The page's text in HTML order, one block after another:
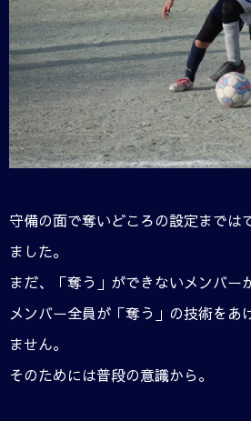
守備の面で奪いどころの設定までは
ました。
まだ、「奪う」ができないメンバー
メンバー全員が「奪う」の技術をあ
ません。
そのためには普段の意識から。